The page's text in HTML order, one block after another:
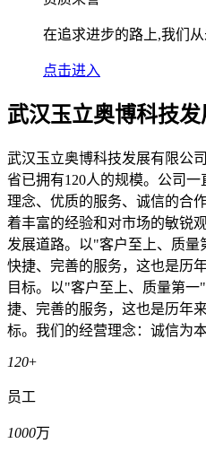
在追求进步的路上,我们
点击进入
武汉玉立奥博科技发
武汉玉立奥博科技发展有限公
省已拥有120人的规模。公司
理念、优质的服务、诚信的合
着丰富的经验和对市场的敏锐
发展道路。以"客户至上、质量
快捷、完善的服务，这也是历
目标。以"客户至上、质量第
捷、完善的服务，这也是历年
标。我们的经营理念：诚信为
120+
员工
1000万